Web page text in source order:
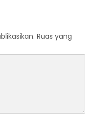
Ruas yang